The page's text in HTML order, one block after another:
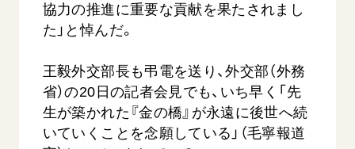
協力の推進に重要な貢献を果たされまし
た」と悼んだ。
王毅外交部長も弔電を送り、外交部（外務
省）の20日の記者会見でも、いち早く「先
生が築かれた『金の橋』が永遠に後世へ続
いていくことを念願している」（毛寧報道